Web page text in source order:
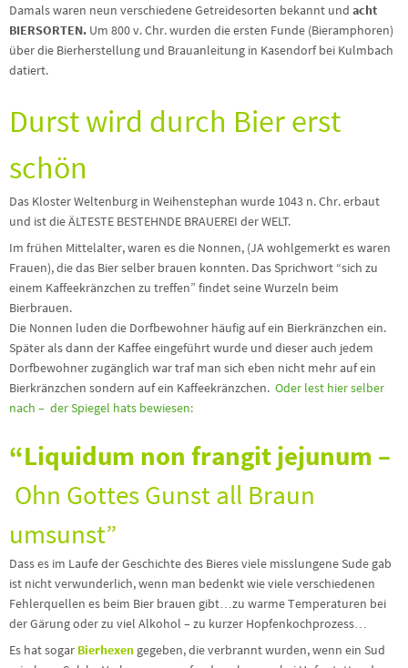
Damals waren neun verschiedene Getreidesorten bekannt und acht
BIERSORTEN. Um 800 v. Chr. wurden die ersten Funde (Bieramphoren)
über die Bierherstellung und Brauanleitung in Kasendorf bei Kulmbach
datiert.
Durst wird durch Bier erst
schön
Das Kloster Weltenburg in Weihenstephan wurde 1043 n. Chr. erbaut
und ist die ÄLTESTE BESTEHNDE BRAUEREI der WELT.
Im frühen Mittelalter, waren es die Nonnen, (JA wohlgemerkt es waren
Frauen), die das Bier selber brauen konnten. Das Sprichwort “sich zu
einem Kaffeekränzchen zu treffen” findet seine Wurzeln beim
Bierbrauen.
Die Nonnen luden die Dorfbewohner häufig auf ein Bierkränzchen ein.
Später als dann der Kaffee eingeführt wurde und dieser auch jedem
Dorfbewohner zugänglich war traf man sich eben nicht mehr auf ein
Bierkränzchen sondern auf ein Kaffeekränzchen. Oder lest hier selber
nach – der Spiegel hats bewiesen:
“Liquidum non frangit jejunum –
Ohn Gottes Gunst all Braun
umsunst”
Dass es im Laufe der Geschichte des Bieres viele misslungene Sude gab
ist nicht verwunderlich, wenn man bedenkt wie viele verschiedenen
Fehlerquellen es beim Bier brauen gibt…zu warme Temperaturen bei
der Gärung oder zu viel Alkohol – zu kurzer Hopfenkochprozess…
Es hat sogar Bierhexen gegeben, die verbrannt wurden, wenn ein Sud